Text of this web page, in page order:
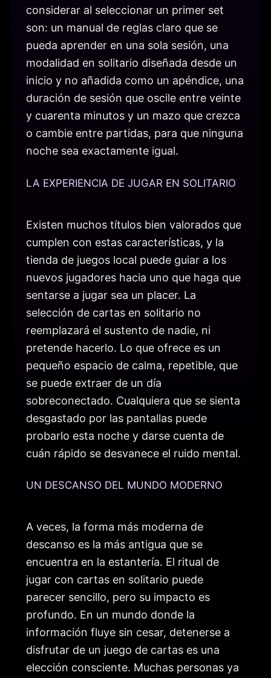
considerar al seleccionar un primer set
son: un manual de reglas claro que se
pueda aprender en una sola sesión, una
modalidad en solitario diseñada desde un
inicio y no añadida como un apéndice, una
duración de sesión que oscile entre veinte
y cuarenta minutos y un mazo que crezca
o cambie entre partidas, para que ninguna
noche sea exactamente igual.
LA EXPERIENCIA DE JUGAR EN SOLITARIO
Existen muchos títulos bien valorados que
cumplen con estas características, y la
tienda de juegos local puede guiar a los
nuevos jugadores hacia uno que haga que
sentarse a jugar sea un placer. La
selección de cartas en solitario no
reemplazará el sustento de nadie, ni
pretende hacerlo. Lo que ofrece es un
pequeño espacio de calma, repetible, que
se puede extraer de un día
sobreconectado. Cualquiera que se sienta
desgastado por las pantallas puede
probarlo esta noche y darse cuenta de
cuán rápido se desvanece el ruido mental.
UN DESCANSO DEL MUNDO MODERNO
A veces, la forma más moderna de
descanso es la más antigua que se
encuentra en la estantería. El ritual de
jugar con cartas en solitario puede
parecer sencillo, pero su impacto es
profundo. En un mundo donde la
información fluye sin cesar, detenerse a
disfrutar de un juego de cartas es una
elección consciente. Muchas personas ya